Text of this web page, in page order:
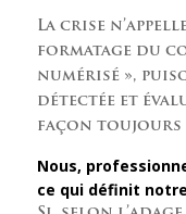
La crise
formatage du
numérisé »,
détectée et
façon toujours
Nous,
ce qui définit